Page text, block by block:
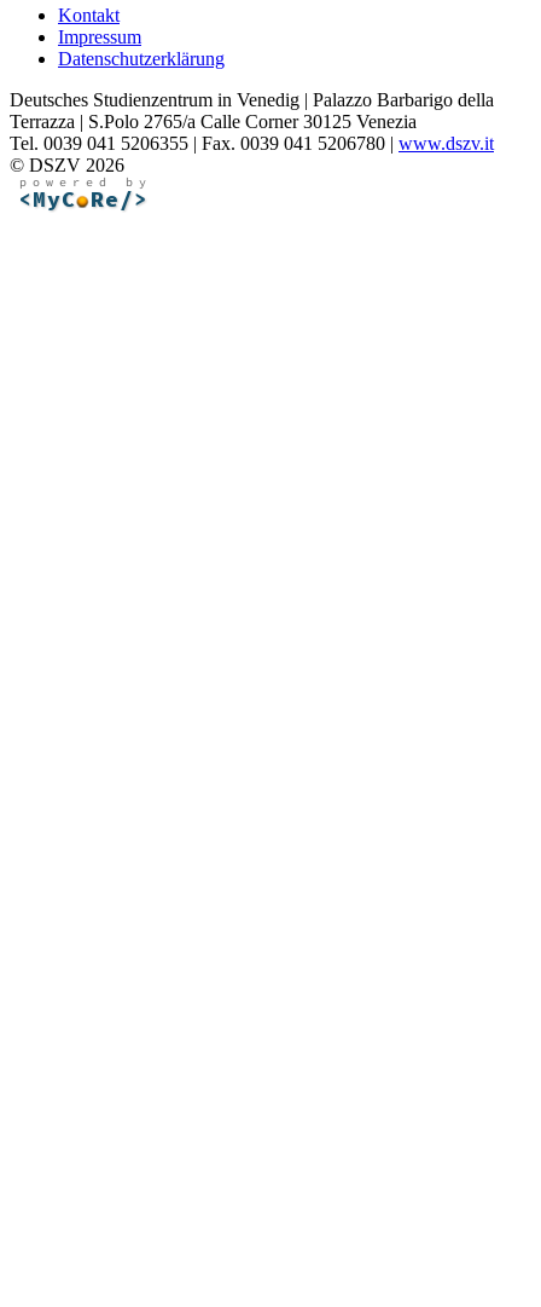
Kontakt
Impressum
Datenschutzerklärung
Deutsches Studienzentrum in Venedig | Palazzo Barbarigo della
Terrazza | S.Polo 2765/a Calle Corner 30125 Venezia
Tel. 0039 041 5206355 | Fax. 0039 041 5206780 | www.dszv.it
© DSZV 2026